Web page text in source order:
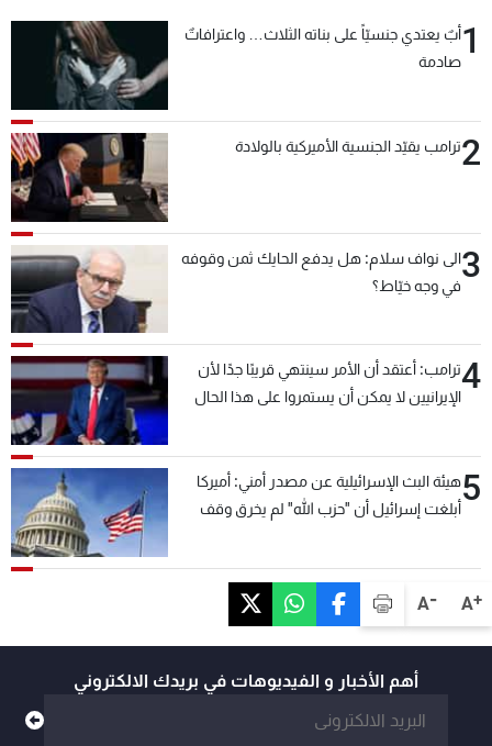
A+
A-
1أبٌ يعتدي جنسيّاً على بناته الثلاث… واعترافاتٌ
صادمة
2ترامب يقيّد الجنسية الأميركية بالولادة
3الى نواف سلام: هل يدفع الحايك ثمن وقوفه
في وجه خيّاط؟
4ترامب: أعتقد أن الأمر سينتهي قريبًا جدًا لأن
الإيرانيين لا يمكن أن يستمروا على هذا الحال
5هيئة البث الإسرائيلية عن مصدر أمني: أميركا
أبلغت إسرائيل أن "حزب الله" لم يخرق وقف
أهم الأخبار و الفيديوهات في بريدك الالكتروني